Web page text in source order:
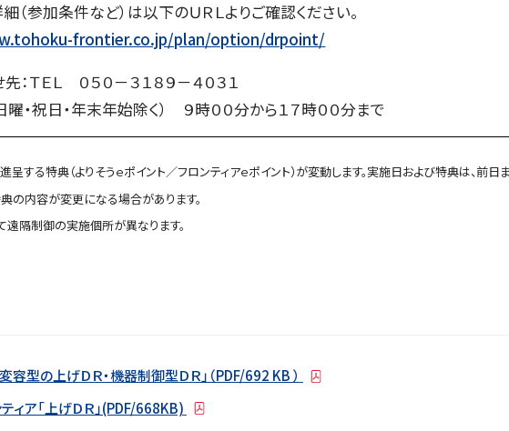
（参加条件など）は以下のＵＲＬよりご確認ください。
frontier.co.jp/plan/option/drpoint/
：ＴＥＬ ０５０－３１８９－４０３１
曜・祝日・年末年始除く） ９時００分から１７時００分まで
する特典（よりそうｅポイント／フロンティアｅポイント）が変動します。実施日および特典は、前日
内容が変更になる場合があります。
隔制御の実施個所が異なります。
容型の上げＤＲ・機器制御型ＤＲ」（PDF/692 KB ）
ィア「上げＤＲ」(PDF/668KB)